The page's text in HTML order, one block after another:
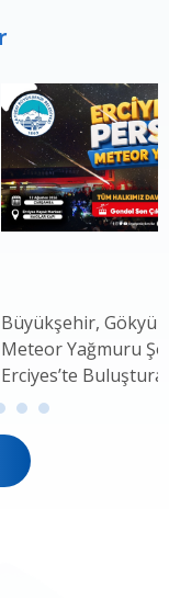
Büyükşehir,
Meteor Yağmuru
Erciyes’te